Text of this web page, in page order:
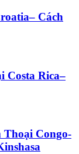
Cách
Costa Rica–
Thoại Congo-